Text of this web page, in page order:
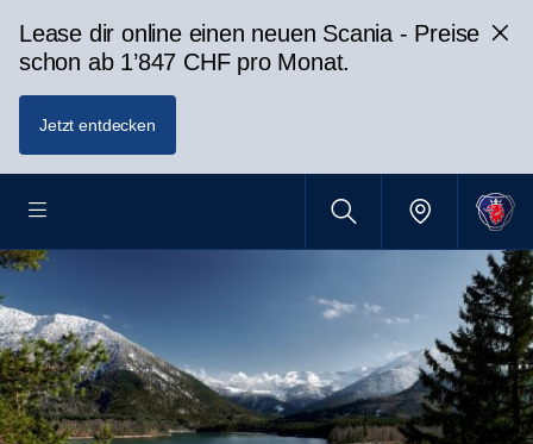
Lease dir online einen neuen Scania - Preise
schon ab 1’847 CHF pro Monat.
Jetzt entdecken